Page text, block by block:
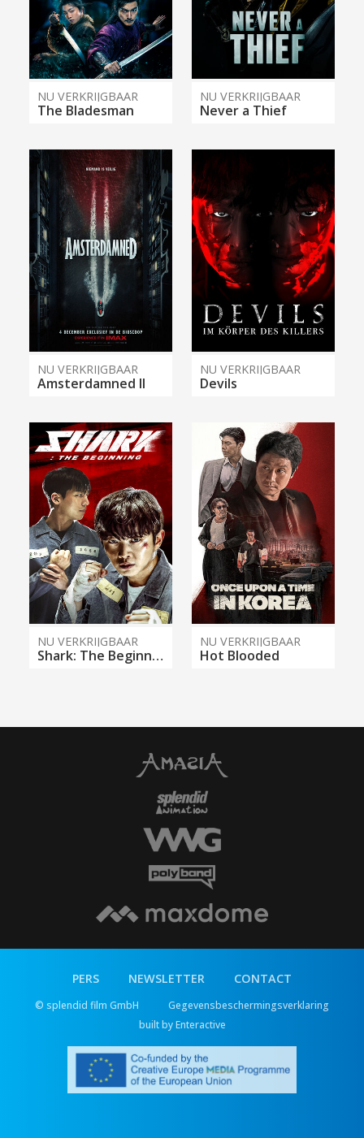
NU VERKRIJGBAAR
The Bladesman
NU VERKRIJGBAAR
Never a Thief
NU VERKRIJGBAAR
Amsterdamned II
NU VERKRIJGBAAR
Devils
NU VERKRIJGBAAR
Shark: The Beginning
NU VERKRIJGBAAR
Hot Blooded
PERS NEWSLETTER CONTACT
© splendid film GmbH
Gegevensbeschermingsverklaring
built by Enteractive